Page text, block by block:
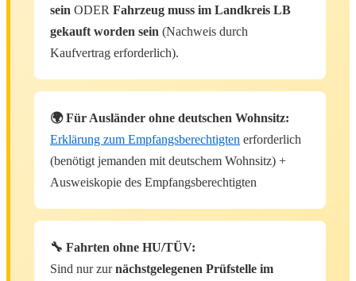
sein ODER Fahrzeug muss im Landkreis LB
gekauft worden sein (Nachweis durch
Kaufvertrag erforderlich).
🌍 Für Ausländer ohne deutschen Wohnsitz:
Erklärung zum Empfangsberechtigten erforderlich
(benötigt jemanden mit deutschem Wohnsitz) +
Ausweiskopie des Empfangsberechtigten
🔧 Fahrten ohne HU/TÜV:
Sind nur zurnächstgelegenen Prüfstelle im